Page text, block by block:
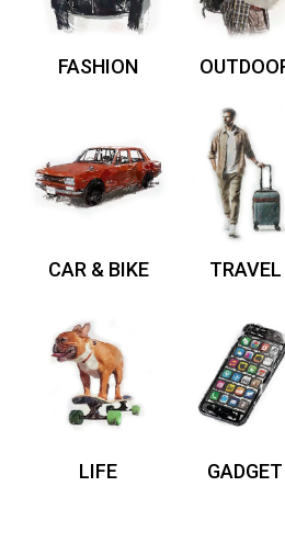
FASHION
CAR & BIKE TRAVEL
LIFE GADGET